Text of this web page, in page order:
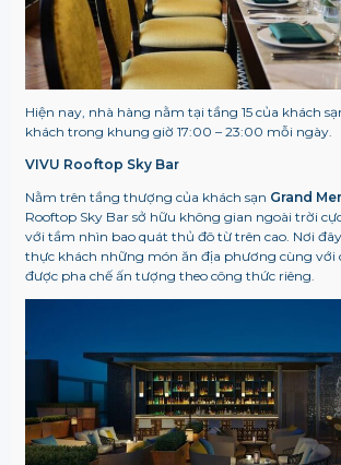
Hiện nay, nhà hàng nằm tại tầng 15 của khách
khách trong khung giờ 17:00 – 23:00 mỗi ngày.
VIVU Rooftop Sky Bar
Nằm trên tầng thượng của khách sạn Grand
Rooftop Sky Bar sở hữu không gian ngoài trời
với tầm nhìn bao quát thủ đô từ trên cao. Nơi
thực khách những món ăn địa phương cùng với
được pha chế ấn tượng theo công thức riêng.